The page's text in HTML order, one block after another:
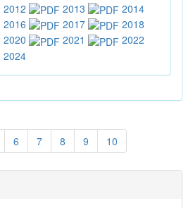
2012 2013
2014
2016 2017
2018
2020 2021
2022
2024
6 7 8 9 10